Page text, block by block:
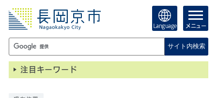
Language メニュー
サイト内検索
注目キーワード